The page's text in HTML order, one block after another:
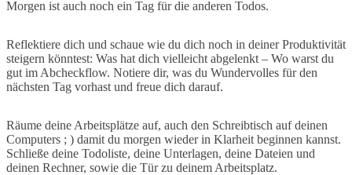
Morgen ist auch noch ein Tag für die anderen Todos.
Reflektiere dich und schaue wie du dich noch in deiner Produktivität
steigern könntest: Was hat dich vielleicht abgelenkt – Wo warst du
gut im Abcheckflow. Notiere dir, was du Wundervolles für den
nächsten Tag vorhast und freue dich darauf.
Räume deine Arbeitsplätze auf, auch den Schreibtisch auf deinen
Computers ; ) damit du morgen wieder in Klarheit beginnen kannst.
Schließe deine Todoliste, deine Unterlagen, deine Dateien und
deinen Rechner, sowie die Tür zu deinem Arbeitsplatz.